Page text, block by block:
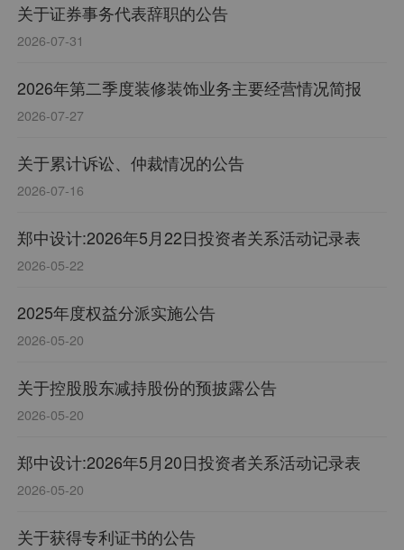
室内设计奖(荣誉奖)、美国IDA国际设计大奖等荣
关于证券事务代表辞职的公告
2026-07-31
2026年第二季度装修装饰业务主要经营情况简报
2026-07-27
关于累计诉讼、仲裁情况的公告
2026-07-16
郑中设计:2026年5月22日投资者关系活动记录表
2026-05-22
2025年度权益分派实施公告
2026-05-20
关于控股股东减持股份的预披露公告
2026-05-20
郑中设计:2026年5月20日投资者关系活动记录表
2026-05-20
关于获得专利证书的公告